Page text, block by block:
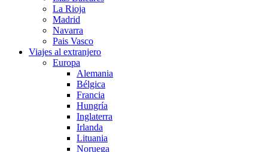
La Rioja
Madrid
Navarra
Pais Vasco
Viajes al extranjero
Europa
Alemania
Bélgica
Francia
Hungría
Inglaterra
Irlanda
Lituania
Noruega